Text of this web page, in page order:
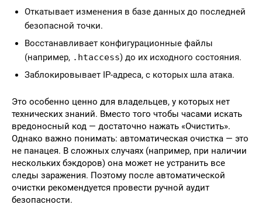
Откатывает изменения в базе данных до последней
безопасной точки.
Восстанавливает конфигурационные файлы
(например, .htaccess) до их исходного состояния.
Заблокировывает IP-адреса, с которых шла атака.
Это особенно ценно для владельцев, у которых нет
технических знаний. Вместо того чтобы часами искать
вредоносный код — достаточно нажать «Очистить».
Однако важно понимать: автоматическая очистка — это
не панацея. В сложных случаях (например, при наличии
нескольких бэкдоров) она может не устранить все
следы заражения. Поэтому после автоматической
очистки рекомендуется провести ручной аудит
безопасности.